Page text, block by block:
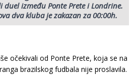
između Ponte Prete i Londrine.
dva kluba je zakazan za 00:00h.
očekivali od Ponte Prete, koja se na
brazilskog fudbala nije proslavila.